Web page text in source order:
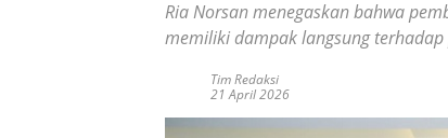
Ria Norsan menegaskan bahwa
memiliki dampak langsung
Tim Redaksi
21 April 2026